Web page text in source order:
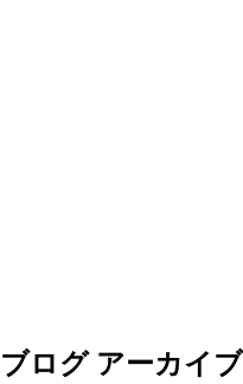
ブログ アーカイブ